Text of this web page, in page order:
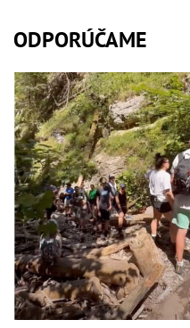
ODPORÚČAME